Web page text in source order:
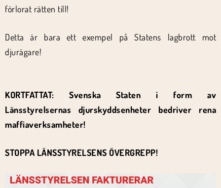
förlorat rätten till!
Detta är bara ett exempel på Statens lagbrott mot
djurägare!
KORTFATTAT: Svenska Staten i form av
Länsstyrelsernas djurskyddsenheter bedriver rena
maffiaverksamheter!
STOPPA LÄNSSTYRELSENS ÖVERGREPP!